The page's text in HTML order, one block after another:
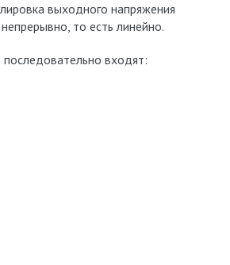
выходного напряжения
то есть линейно.
последовательно входят: